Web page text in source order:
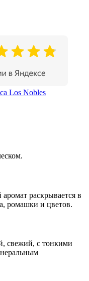
Los Nobles
раскрывается в
ромашки и цветов.
свежий, с тонкими